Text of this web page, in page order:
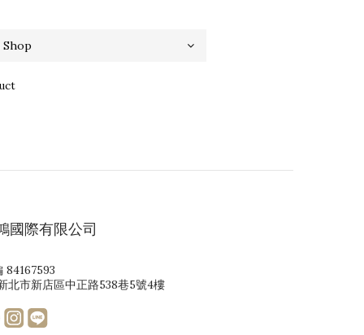
國際有限公司
84167593
北市新店區中正路538巷5號4樓